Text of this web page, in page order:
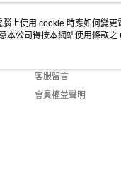
客服資訊
客服留言
會員權益聲明
上使用 cookie 時應如何變更
本公司得按本網站使用條款之